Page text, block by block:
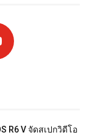
R6 V จัดสเปกวิดีโอ